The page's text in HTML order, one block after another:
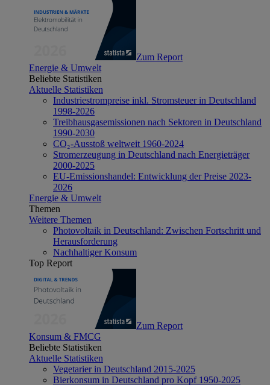
Zum Report
Energie & Umwelt
Beliebte Statistiken
Aktuelle Statistiken
Industriestrompreise inkl. Stromsteuer in Deutschland
1998-2026
Treibhausgasemissionen nach Sektoren in Deutschland
1990-2030
CO₂-Ausstoß weltweit 1960-2024
Stromerzeugung in Deutschland nach Energieträger
2000-2025
EU-Emissionshandel: Entwicklung der Preise 2023-
2026
Energie & Umwelt
Themen
Weitere Themen
Photovoltaik in Deutschland: Zwischen Fortschritt und
Herausforderung
Nachhaltiger Konsum
Top Report
Zum Report
Konsum & FMCG
Beliebte Statistiken
Aktuelle Statistiken
Vegetarier in Deutschland 2015-2025
Bierkonsum in Deutschland pro Kopf 1950-2025